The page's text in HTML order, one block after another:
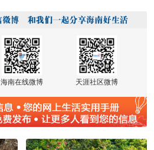
海南在线微博 天涯社区微博